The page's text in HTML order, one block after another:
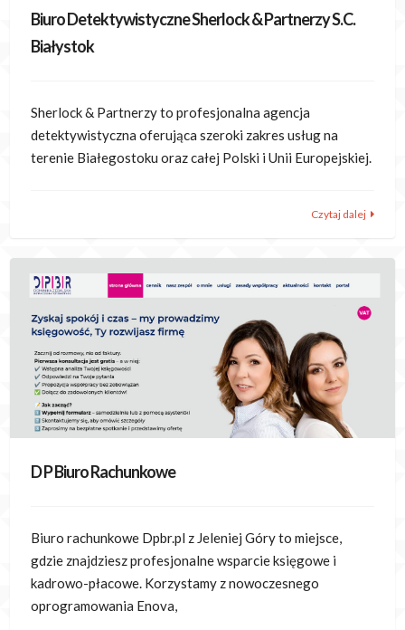
Biuro Detektywistyczne Sherlock & Partnerzy S.C.
Białystok
Sherlock & Partnerzy to profesjonalna agencja
detektywistyczna oferująca szeroki zakres usług na
terenie Białegostoku oraz całej Polski i Unii Europejskiej.
Czytaj dalej
D P Biuro Rachunkowe
Biuro rachunkowe Dpbr.pl z Jeleniej Góry to miejsce,
gdzie znajdziesz profesjonalne wsparcie księgowe i
kadrowo-płacowe. Korzystamy z nowoczesnego
oprogramowania Enova,